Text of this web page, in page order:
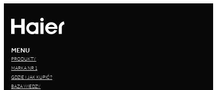
MENU
PRODUKTY
MARKA NR 1
GDZIE I JAK KUPIĆ?
BAZA WIEDZY